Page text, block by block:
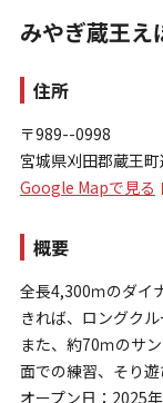
お問い合わせ
特定商取引法に基づ
みやぎ蔵王え
住所
〒989--0998
宮城県刈田郡蔵王
Google Mapで見る
概要
全長4,300ｍのダイ
きれば、ロングクル
また、約70ｍのサ
面での練習、そり
オープン日：2025